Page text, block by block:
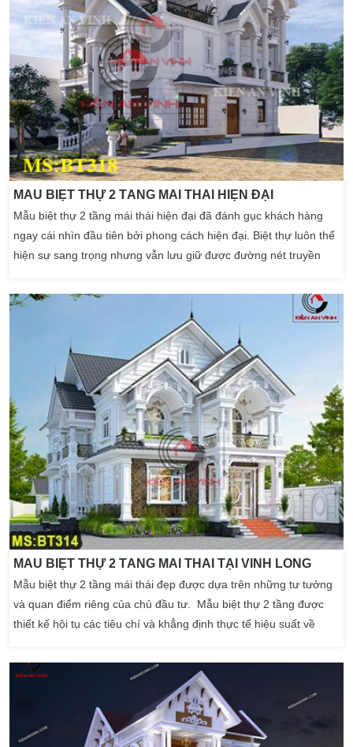
MẪU BIỆT THỰ 2 TẦNG MÁI THÁI HIỆN ĐẠI
Mẫu biệt thự 2 tầng mái thái hiện đại đã đánh gục khách hàng
ngay cái nhìn đầu tiên bởi phong cách hiện đại. Biệt thự luôn thể
hiện sự sang trọng nhưng vẫn lưu giữ được đường nét truyền
vuông góc. Và từ đây cho chúng ta thấy sự chắc chắn cho nền
móng tường. Luôn xây dựng đảm bảo bền […]
MẪU BIỆT THỰ 2 TẦNG MÁI THÁI TẠI VĨNH LONG
Mẫu biệt thự 2 tầng mái thái đẹp được dựa trên những tư tưởng
và quan điểm riêng của chủ đầu tư. Mẫu biệt thự 2 tầng được
thiết kế hội tụ các tiêu chí và khẳng định thực tế hiệu suất về
2 tầng mái thái phong cách hiện đại này là rất cao. Song song